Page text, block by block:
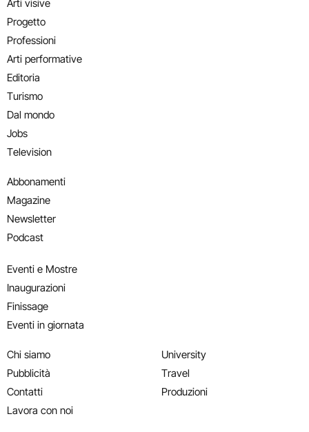
Arti visive
Progetto
Professioni
Arti performative
Editoria
Turismo
Dal mondo
Jobs
Television
Abbonamenti
Magazine
Newsletter
Podcast
Eventi e Mostre
Inaugurazioni
Finissage
Eventi in giornata
Chi siamo
Pubblicità
Contatti
Lavora con noi
University
Travel
Produzioni